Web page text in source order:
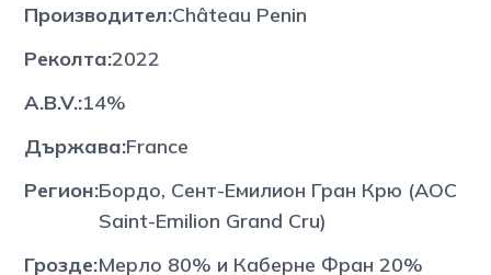
Производител:Château Penin
Реколта:2022
A.B.V.:14%
Държава:France
Регион:Бордо, Сент-Емилион Гран Крю (AOC
Saint-Emilion Grand Cru)
Грозде:Мерло 80% и Каберне Фран 20%